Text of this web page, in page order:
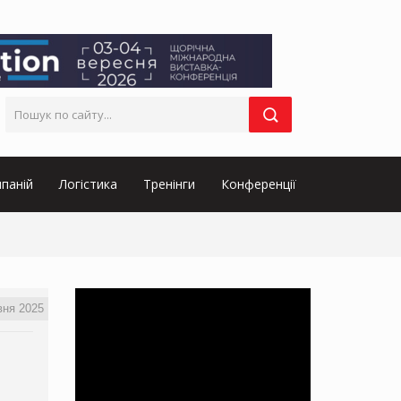
Логістика Тренінги Конференції
2025